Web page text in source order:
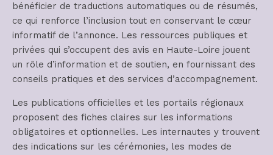
bénéficier de traductions automatiques ou de résumés,
ce qui renforce l’inclusion tout en conservant le cœur
informatif de l’annonce. Les ressources publiques et
privées qui s’occupent des avis en Haute-Loire jouent
un rôle d’information et de soutien, en fournissant des
conseils pratiques et des services d’accompagnement.
Les publications officielles et les portails régionaux
proposent des fiches claires sur les informations
obligatoires et optionnelles. Les internautes y trouvent
des indications sur les cérémonies, les modes de